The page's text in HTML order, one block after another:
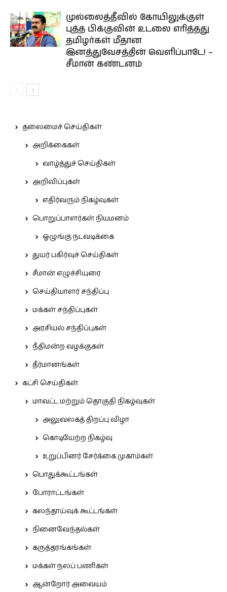
முல்லைத்தீவில் கோயிலுக்குள்
புத்த பிக்குவின் உடலை எரித்தது
தமிழர்கள் மீதான
இனத்துவேசத்தின் வெளிப்பாடே! –
சீமான் கண்டனம்
தலைமைச் செய்திகள்
அறிக்கைகள்
வாழ்த்துச் செய்திகள்
அறிவிப்புகள்
எதிர்வரும் நிகழ்வுகள்
பொறுப்பாளர்கள் நியமனம்
ஒழுங்கு நடவடிக்கை
துயர் பகிர்வுச் செய்திகள்
சீமான் எழுச்சியுரை
செய்தியாளர் சந்திப்பு
மக்கள் சந்திப்புகள்
அரசியல் சந்திப்புகள்
நீதிமன்ற வழக்குகள்
தீர்மானங்கள்
கட்சி செய்திகள்
மாவட்ட மற்றும் தொகுதி நிகழ்வுகள்
அலுவலகத் திறப்பு விழா
கொடியேற்ற நிகழ்வு
உறுப்பினர் சேர்க்கை முகாம்கள்
பொதுக்கூட்டங்கள்
போராட்டங்கள்
கலந்தாய்வுக் கூட்டங்கள்
நினைவேந்தல்கள்
கருத்தரங்கங்கள்
மக்கள் நலப் பணிகள்
ஆன்றோர் அவையம்